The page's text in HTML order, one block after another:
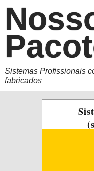
Sistemas Profissionais
fabricados